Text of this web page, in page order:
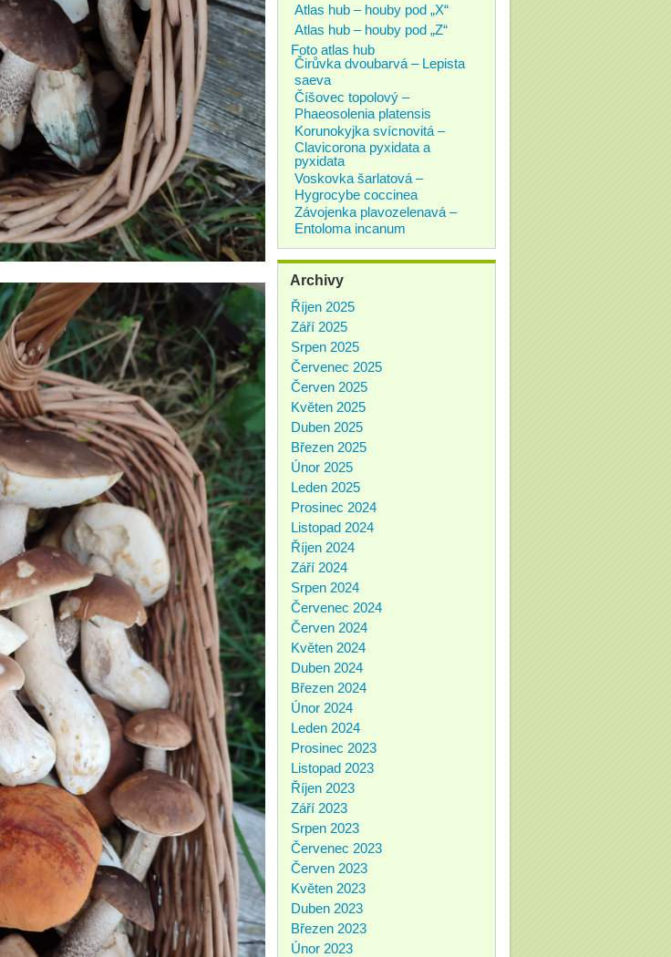
Atlas hub – houby pod „X“
Atlas hub – houby pod „Z“
Foto atlas hub
Čirůvka dvoubarvá – Lepista
saeva
Číšovec topolový –
Phaeosolenia platensis
Korunokyjka svícnovitá –
Clavicorona pyxidata a
pyxidata
Voskovka šarlatová –
Hygrocybe coccinea
Závojenka plavozelenavá –
Entoloma incanum
Archivy
Říjen 2025
Září 2025
Srpen 2025
Červenec 2025
Červen 2025
Květen 2025
Duben 2025
Březen 2025
Únor 2025
Leden 2025
Prosinec 2024
Listopad 2024
Říjen 2024
Září 2024
Srpen 2024
Červenec 2024
Červen 2024
Květen 2024
Duben 2024
Březen 2024
Únor 2024
Leden 2024
Prosinec 2023
Listopad 2023
Říjen 2023
Září 2023
Srpen 2023
Červenec 2023
Červen 2023
Květen 2023
Duben 2023
Březen 2023
Únor 2023